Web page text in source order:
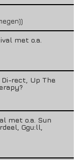
met o.a.
rect, Up The
met o.a. Sun
Ggu:ll,